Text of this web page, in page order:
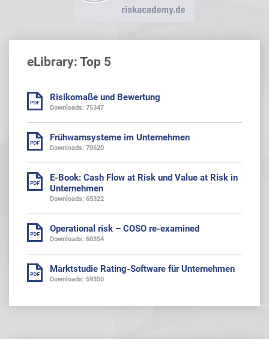
eLibrary: Top 5
Risikomaße und Bewertung
Downloads: 75347
Frühwarnsysteme im Unternehmen
Downloads: 70620
E-Book: Cash Flow at Risk und Value at Risk in
Unternehmen
Downloads: 65322
Operational risk – COSO re-examined
Downloads: 60354
Marktstudie Rating-Software für Unternehmen
Downloads: 59350